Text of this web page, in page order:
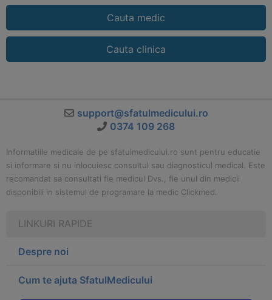
Cauta medic
Cauta clinica
support@sfatulmedicului.ro
0374 109 268
Informatiile medicale de pe sfatulmedicului.ro sunt pentru educatie
si informare si nu inlocuiesc consultul sau diagnosticul medical. Este
recomandat sa consultati fie medicul Dvs., fie unul din medicii
disponibili in sistemul de programare la medic Clickmed.
LINKURI RAPIDE
Despre noi
Cum te ajuta SfatulMedicului